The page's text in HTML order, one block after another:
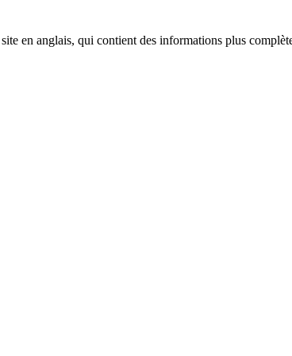
en anglais, qui contient des informations plus